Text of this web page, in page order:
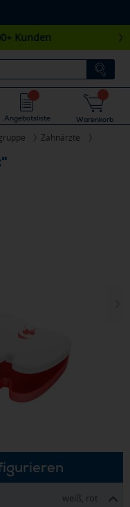
Angebotsliste Warenkorb
Zahnärzte
weiß, rot